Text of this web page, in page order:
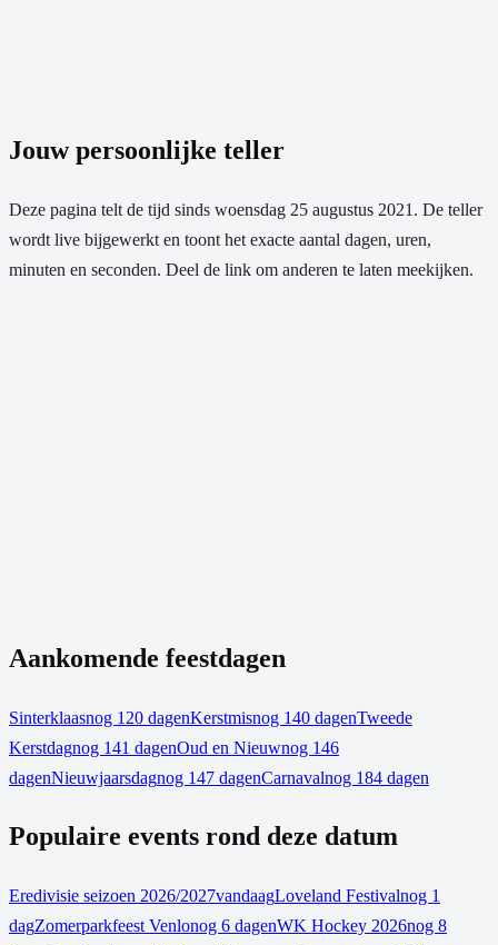
Jouw persoonlijke teller
Deze pagina telt de tijd sinds woensdag 25 augustus 2021 . De teller
wordt live bijgewerkt en toont het exacte aantal dagen, uren,
minuten en seconden. Deel de link om anderen te laten meekijken.
Aankomende feestdagen
Sinterklaasnog 120 dagenKerstmisnog 140 dagenTweede
Kerstdagnog 141 dagenOud en Nieuwnog 146
dagenNieuwjaarsdagnog 147 dagenCarnavalnog 184 dagen
Populaire events rond deze datum
Eredivisie seizoen 2026/2027vandaagLoveland Festivalnog 1
dagZomerparkfeest Venlonog 6 dagenWK Hockey 2026nog 8